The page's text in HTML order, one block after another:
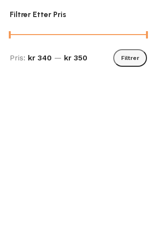
Filtrer Etter Pris
Filtrer
Pris: kr 340 — kr 350